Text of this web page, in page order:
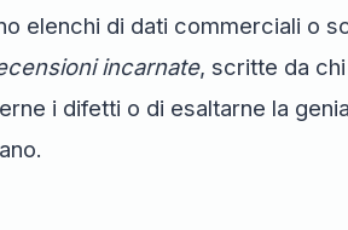
elenchi di dati commerciali o
incarnate, scritte da
i difetti o di esaltarne la